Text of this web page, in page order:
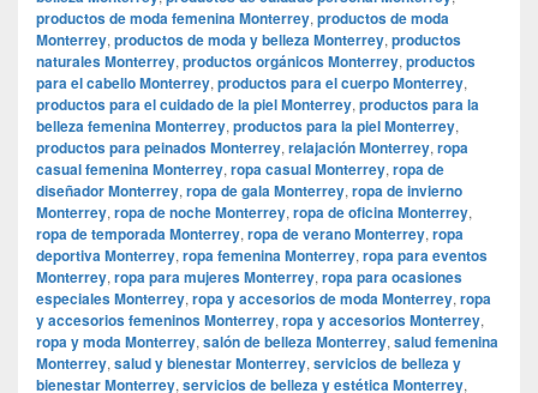
productos de moda femenina Monterrey, productos de moda
Monterrey, productos de moda y belleza Monterrey, productos
naturales Monterrey, productos orgánicos Monterrey, productos
para el cabello Monterrey, productos para el cuerpo Monterrey,
productos para el cuidado de la piel Monterrey, productos para la
belleza femenina Monterrey, productos para la piel Monterrey,
productos para peinados Monterrey, relajación Monterrey, ropa
casual femenina Monterrey, ropa casual Monterrey, ropa de
diseñador Monterrey, ropa de gala Monterrey, ropa de invierno
Monterrey, ropa de noche Monterrey, ropa de oficina Monterrey,
ropa de temporada Monterrey, ropa de verano Monterrey, ropa
deportiva Monterrey, ropa femenina Monterrey, ropa para eventos
Monterrey, ropa para mujeres Monterrey, ropa para ocasiones
especiales Monterrey, ropa y accesorios de moda Monterrey, ropa
y accesorios femeninos Monterrey, ropa y accesorios Monterrey,
ropa y moda Monterrey, salón de belleza Monterrey, salud femenina
Monterrey, salud y bienestar Monterrey, servicios de belleza y
bienestar Monterrey, servicios de belleza y estética Monterrey,